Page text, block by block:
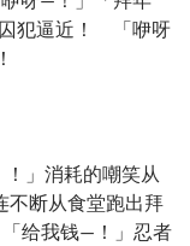
犯逼近！ 「咿呀
」消耗的嘲笑从
断从食堂跑出拜
给我钱—！」忍者